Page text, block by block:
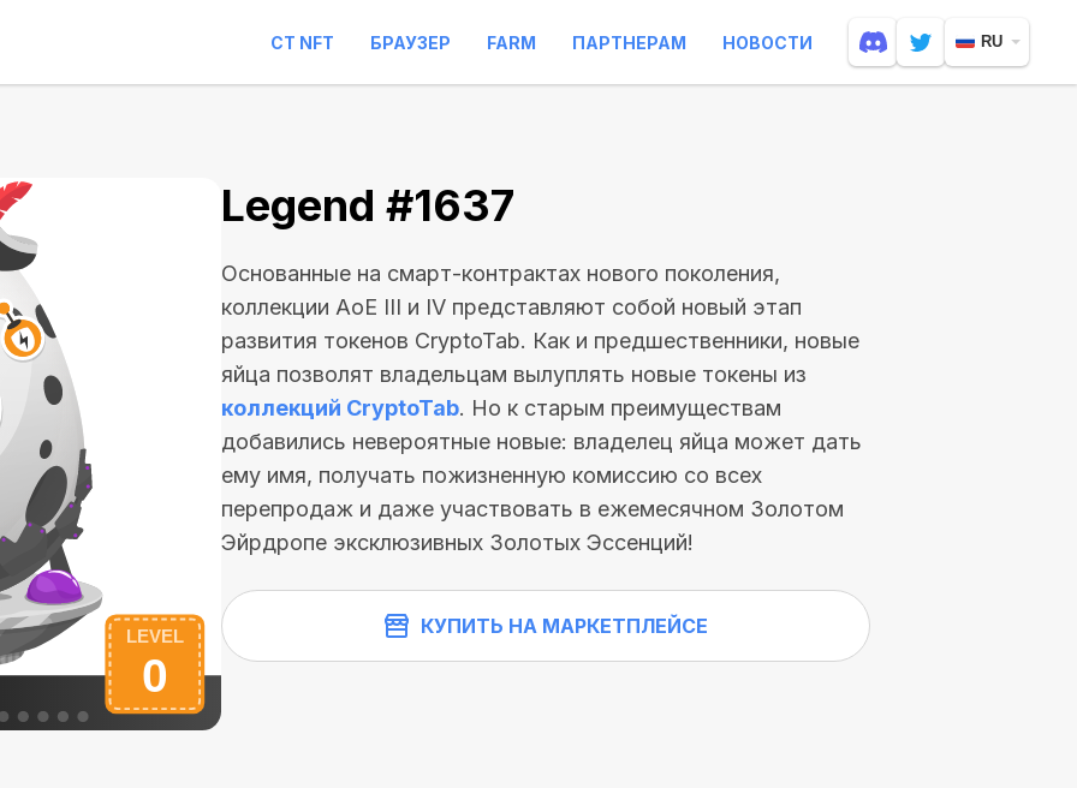
CT NFT БРАУЗЕР FARM ПАРТНЕРАМ НОВОСТИ RU
Legend #1637
Основанные на смарт-контрактах нового поколения,
коллекции AoE III и IV представляют собой новый этап
развития токенов CryptoTab. Как и предшественники, новые
яйца позволят владельцам вылуплять новые токены из
коллекций CryptoTab. Но к старым преимуществам
добавились невероятные новые: владелец яйца может дать
ему имя, получать пожизненную комиссию со всех
перепродаж и даже участвовать в ежемесячном Золотом
Эйрдропе эксклюзивных Золотых Эссенций!
КУПИТЬ НА МАРКЕТПЛЕЙСЕ